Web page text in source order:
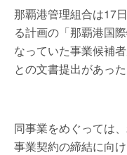
那覇港管理組合は17
る計画の「那覇港国
なっていた事業候補
との文書提出があっ
同事業をめぐっては
事業契約の締結に向